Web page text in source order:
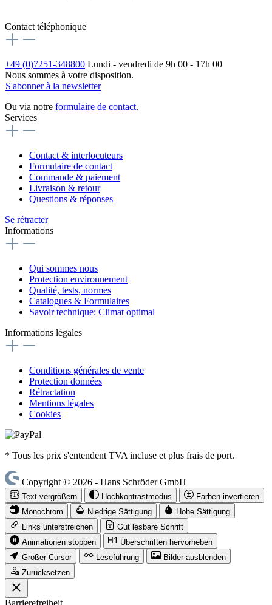
Contact téléphonique
+49 (0)7251-348800 Lundi - vendredi de 9h 00 - 17h 00
Nous sommes à votre disposition.
S'abonner à la newsletter
Ou via notre formulaire de contact.
Services
Contact & interlocuteurs
Formulaire de contact
Commande & paiement
Livraison & retour
Questions & réponses
Se rétracter
Informations
Qui sommes nous
Protection environnement
Qualité, tests, normes
Catalogues & Formulaires
Savoir technique: Climat optimal
Informations légales
Conditions générales de vente
Protection données
Rétractation
Mentions légales
Cookies
* Tous les prix s'entendent TVA incluse et plus frais de port.
Copyright © 2026 - Hans Schröder GmbH
Text vergrößern Hochkontrastmodus
Farben invertieren
Monochrom
Niedrige Sättigung
Hohe Sättigung
Links unterstreichen
Gut lesbare Schrift
Animationen stoppen
Überschriften hervorheben
Großer Cursor
Leseführung
Bilder ausblenden
Zurücksetzen
Barrierefreiheit